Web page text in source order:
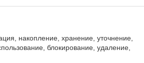
накопление, хранение, уточнение,
блокирование, удаление,